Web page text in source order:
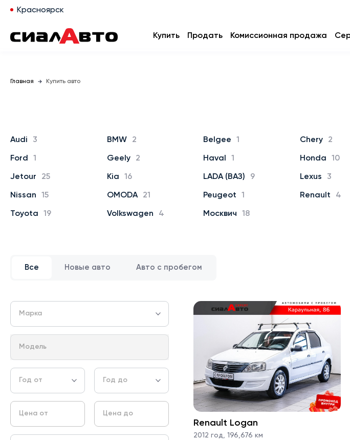
Красноярск
Купить Продать Комиссионная продажа
Главная Купить авто
Audi 3 BMW 2 Belgee 1 Chery 2
Ford 1 Geely 2 Haval 1 Honda 10
Jetour 25 Kia 16 LADA (ВАЗ) 9 Lexus 3
Nissan 15 OMODA 21 Peugeot 1 Renault 4
Toyota 19 Volkswagen 4 Москвич 18
Все Новые авто Авто с пробегом
Марка
Модель
Год от Год до
Цена от Цена до
Renault Logan
2012 год, 196,676 км